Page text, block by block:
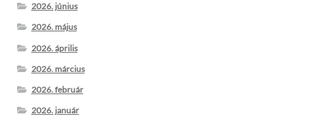
2026. június
2026. május
2026. április
2026. március
2026. február
2026. január